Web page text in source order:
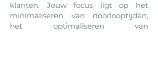
klanten. Jouw focus ligt op het
minimaliseren van doorlooptijden,
het optimaliseren van